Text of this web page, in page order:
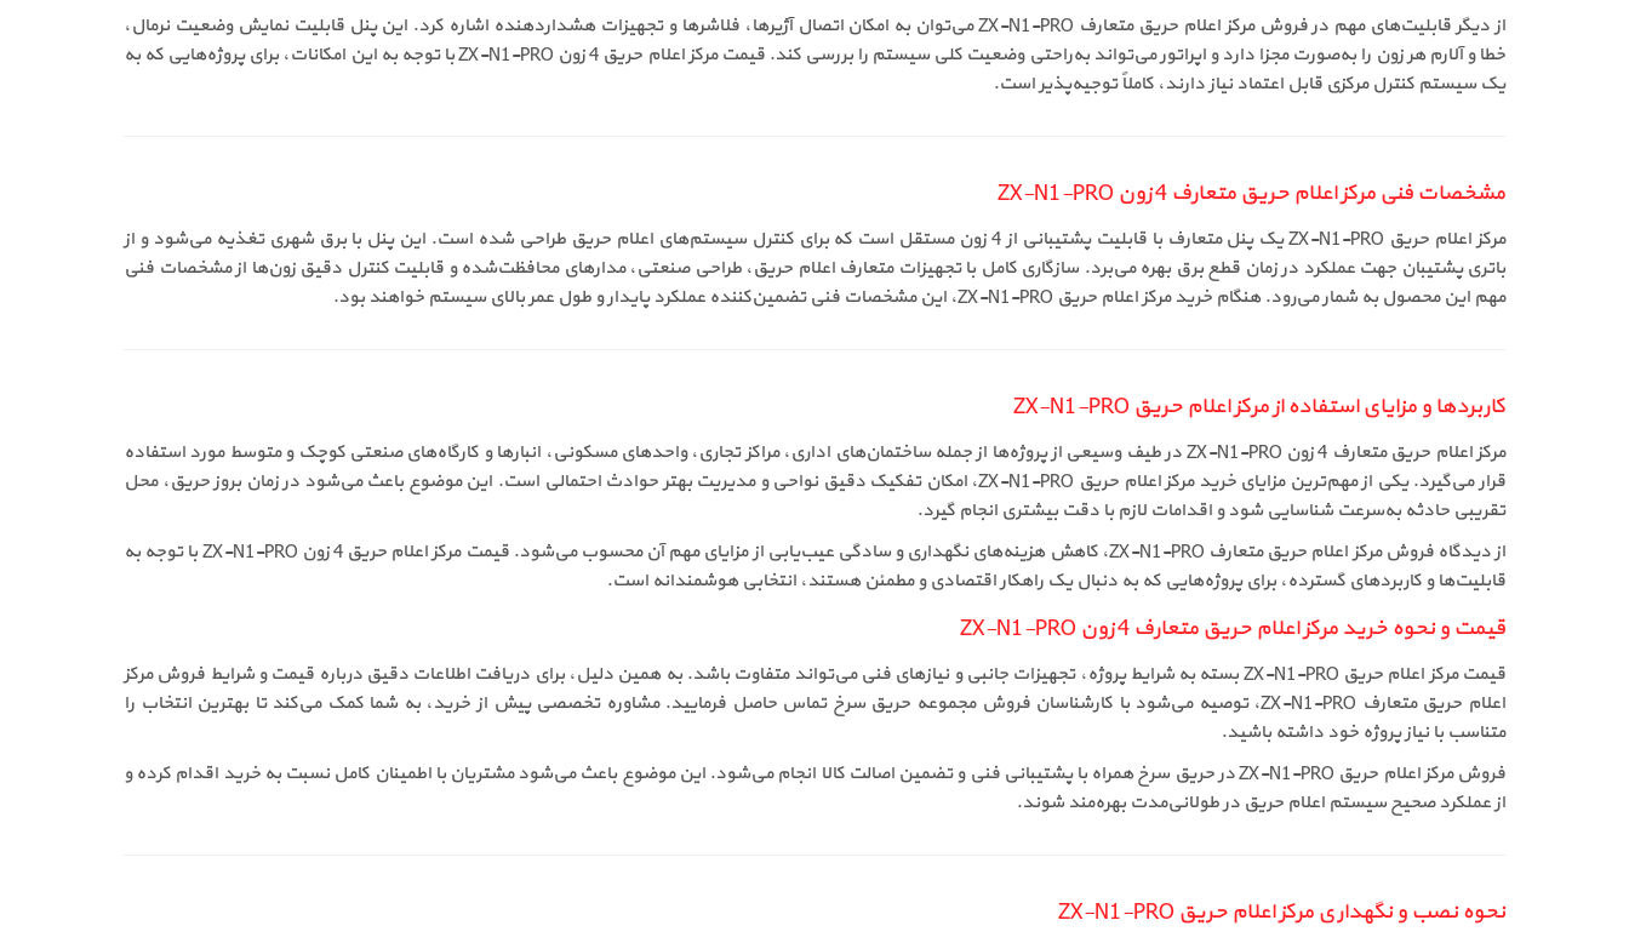
از دیگر قابلیت‌های مهم در فروش مرکز اعلام حریق متعارف ZX-N1-PRO می‌توان به امکان اتصال آژیرها، فلاشرها و تجهیزات هشداردهنده اشاره کرد. این پنل قابلیت نمایش وضعیت نرمال،
خطا و آلارم هر زون را به‌صورت مجزا دارد و اپراتور می‌تواند به‌راحتی وضعیت کلی سیستم را بررسی کند. قیمت مرکز اعلام حریق 4 زون ZX-N1-PRO با توجه به این امکانات، برای پروژه‌هایی که به
یک سیستم کنترل مرکزی قابل اعتماد نیاز دارند، کاملاً توجیه‌پذیر است.
مشخصات فنی مرکز اعلام حریق متعارف 4 زون ZX-N1-PRO
مرکز اعلام حریق ZX-N1-PRO یک پنل متعارف با قابلیت پشتیبانی از 4 زون مستقل است که برای کنترل سیستم‌های اعلام حریق طراحی شده است. این پنل با برق شهری تغذیه می‌شود و از
باتری پشتیبان جهت عملکرد در زمان قطع برق بهره می‌برد. سازگاری کامل با تجهیزات متعارف اعلام حریق، طراحی صنعتی، مدارهای محافظت‌شده و قابلیت کنترل دقیق زون‌ها از مشخصات فنی
مهم این محصول به شمار می‌رود. هنگام خرید مرکز اعلام حریق ZX-N1-PRO، این مشخصات فنی تضمین‌کننده عملکرد پایدار و طول عمر بالای سیستم خواهند بود.
کاربردها و مزایای استفاده از مرکز اعلام حریق ZX-N1-PRO
مرکز اعلام حریق متعارف 4 زون ZX-N1-PRO در طیف وسیعی از پروژه‌ها از جمله ساختمان‌های اداری، مراکز تجاری، واحدهای مسکونی، انبارها و کارگاه‌های صنعتی کوچک و متوسط مورد استفاده
قرار می‌گیرد. یکی از مهم‌ترین مزایای خرید مرکز اعلام حریق ZX-N1-PRO، امکان تفکیک دقیق نواحی و مدیریت بهتر حوادث احتمالی است. این موضوع باعث می‌شود در زمان بروز حریق، محل
تقریبی حادثه به‌سرعت شناسایی شود و اقدامات لازم با دقت بیشتری انجام گیرد.
از دیدگاه فروش مرکز اعلام حریق متعارف ZX-N1-PRO، کاهش هزینه‌های نگهداری و سادگی عیب‌یابی از مزایای مهم آن محسوب می‌شود. قیمت مرکز اعلام حریق 4 زون ZX-N1-PRO با توجه به
قابلیت‌ها و کاربردهای گسترده، برای پروژه‌هایی که به دنبال یک راهکار اقتصادی و مطمئن هستند، انتخابی هوشمندانه است.
قیمت و نحوه خرید مرکز اعلام حریق متعارف 4 زون ZX-N1-PRO
قیمت مرکز اعلام حریق ZX-N1-PRO بسته به شرایط پروژه، تجهیزات جانبی و نیازهای فنی می‌تواند متفاوت باشد. به همین دلیل، برای دریافت اطلاعات دقیق درباره قیمت و شرایط فروش مرکز
اعلام حریق متعارف ZX-N1-PRO، توصیه می‌شود با کارشناسان فروش مجموعه حریق سرخ تماس حاصل فرمایید. مشاوره تخصصی پیش از خرید، به شما کمک می‌کند تا بهترین انتخاب را
متناسب با نیاز پروژه خود داشته باشید.
فروش مرکز اعلام حریق ZX-N1-PRO در حریق سرخ همراه با پشتیبانی فنی و تضمین اصالت کالا انجام می‌شود. این موضوع باعث می‌شود مشتریان با اطمینان کامل نسبت به خرید اقدام کرده و
از عملکرد صحیح سیستم اعلام حریق در طولانی‌مدت بهره‌مند شوند.
نحوه نصب و نگهداری مرکز اعلام حریق ZX-N1-PRO